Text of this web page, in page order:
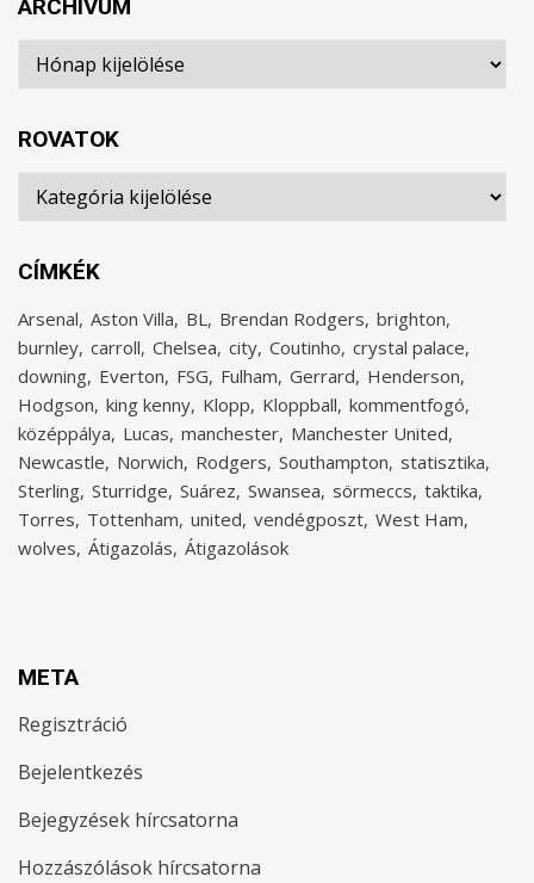
ARCHÍVUM
Archívum
ROVATOK
Rovatok
CÍMKÉK
Arsenal Aston Villa BL Brendan Rodgers brighton
burnley carroll Chelsea city Coutinho crystal palace
downing Everton FSG Fulham Gerrard Henderson
Hodgson king kenny Klopp Kloppball kommentfogó
középpálya Lucas manchester Manchester United
Newcastle Norwich Rodgers Southampton statisztika
Sterling Sturridge Suárez Swansea sörmeccs taktika
Torres Tottenham united vendégposzt West Ham
wolves Átigazolás Átigazolások
META
Regisztráció
Bejelentkezés
Bejegyzések hírcsatorna
Hozzászólások hírcsatorna